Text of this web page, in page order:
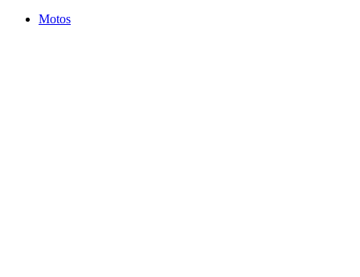
Motos